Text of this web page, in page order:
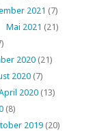
2021 (7)
Mai 2021 (21)
2020 (21)
2020 (7)
2020 (13)
(8)
2019 (20)